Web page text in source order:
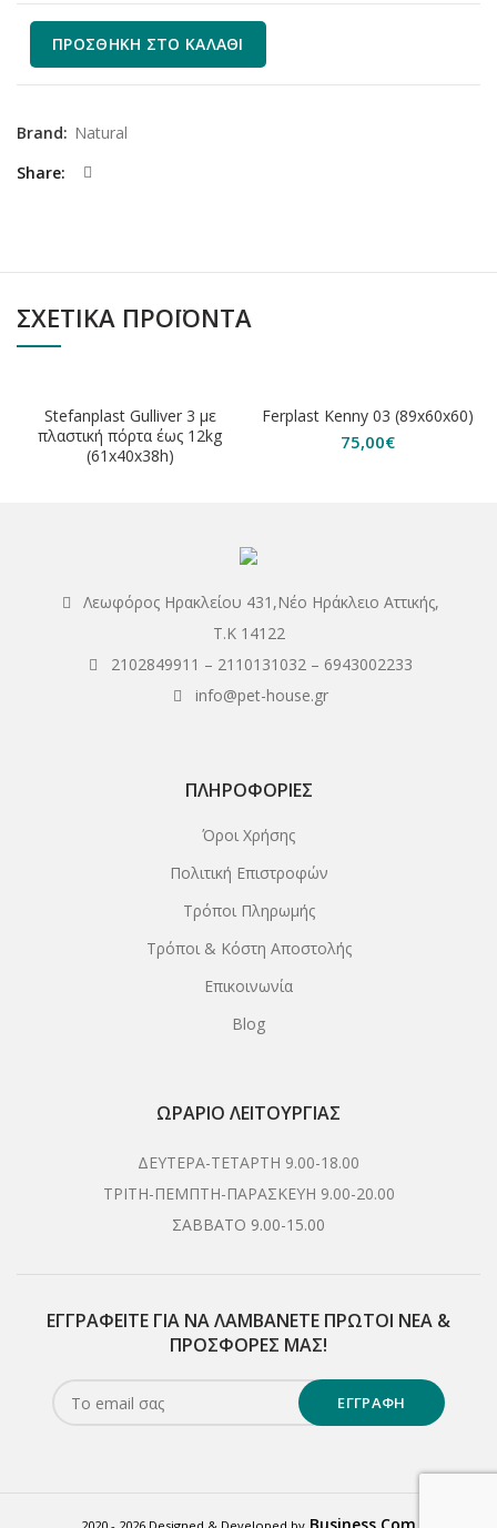
ΠΡΟΣΘΉΚΗ ΣΤΟ ΚΑΛΆΘΙ
Brand: Natural
Share
ΣΧΕΤΙΚΆ ΠΡΟΪΌΝΤΑ
Stefanplast Gulliver 3 με
πλαστική πόρτα έως 12kg
(61x40x38h)
Ferplast Kenny 03 (89x60x60)
75,00€
Λεωφόρος Ηρακλείου 431,Νέο Ηράκλειο Αττικής,
Τ.Κ 14122
2102849911 – 2110131032– 6943002233
info@pet-house.gr
ΠΛΗΡΟΦΟΡΊΕΣ
Όροι Χρήσης
Πολιτική Επιστροφών
Τρόποι Πληρωμής
Τρόποι & Κόστη Αποστολής
Επικοινωνία
Blog
ΩΡΆΡΙΟ ΛΕΙΤΟΥΡΓΊΑΣ
ΔΕΥΤΕΡΑ-ΤΕΤΑΡΤΗ 9.00-18.00
ΤΡΙΤΗ-ΠΕΜΠΤΗ-ΠΑΡΑΣΚΕΥΗ 9.00-20.00
ΣΑΒΒΑΤΟ 9.00-15.00
ΕΓΓΡΑΦΕΊΤΕ ΓΙΑ ΝΑ ΛΑΜΒΆΝΕΤΕ ΠΡΏΤΟΙ NΈΑ &
ΠΡΟΣΦΟΡΈΣ ΜΑΣ!